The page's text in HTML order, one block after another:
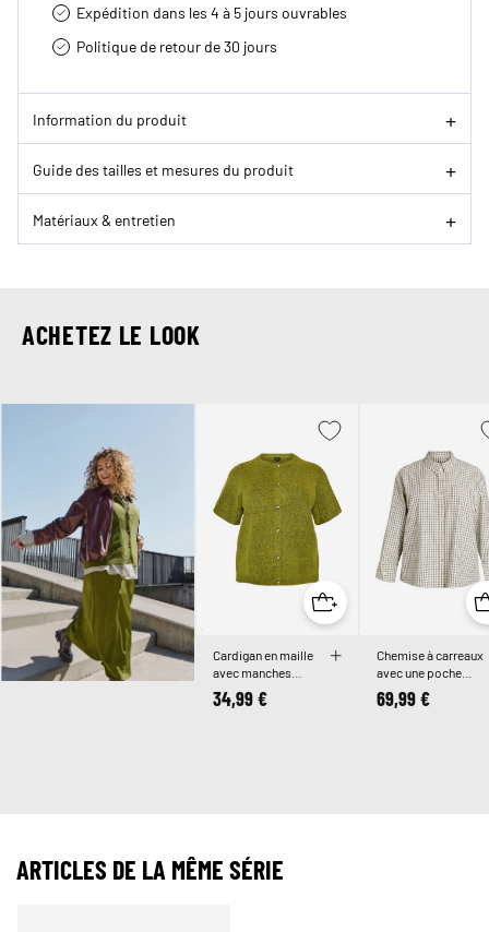
Expédition dans les 4 à 5 jours ouvrables
Politique de retour de 30 jours
Information du produit
Guide des tailles et mesures du produit
Matériaux & entretien
ACHETEZ LE LOOK
Cardigan en maille
avec manches
courtes
34,99 €
Chemise à carreaux
avec une poche
poitrine
69,99 €
ARTICLES DE LA MÊME SÉRIE